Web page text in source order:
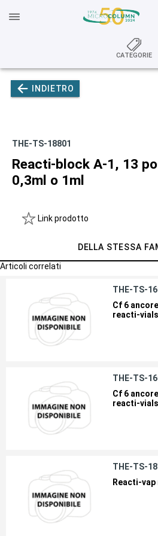
CATEGORIE
INDIETRO
THE-TS-18801
Reacti-block A-1, 13
0,3ml o 1ml
Link prodotto
DELLA STESSA
Articoli correlati
THE-TS-
Cf 6
reacti-vials
THE-TS-
Cf 6
reacti-vials
THE-TS-
Reacti-